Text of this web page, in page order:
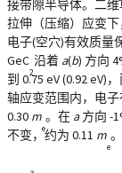
接带隙半导体。二维
拉伸（压缩）应变下
电子(空穴)有效质量
GeC
2
沿着 a(b) 方向
到 0.75 eV (0.92 eV)
轴应变范围内，电
0.30 m
e
。在 a方向 -
不变，约为 0.11 m
e
。